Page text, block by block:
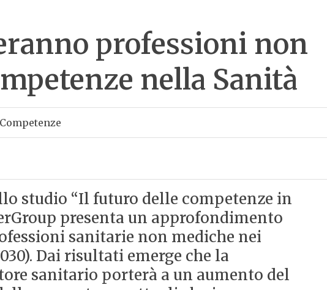
professioni non
nella Sanità
studio “Il futuro delle competenze in
presenta un approfondimento
sanitarie non mediche nei
Dai risultati emerge che la
sanitario porterà a un aumento del